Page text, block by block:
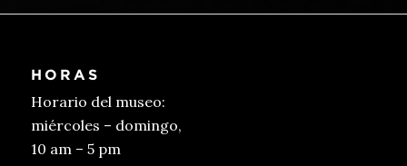
HORAS
Horario del museo:
miércoles – domingo,
10 am – 5 pm